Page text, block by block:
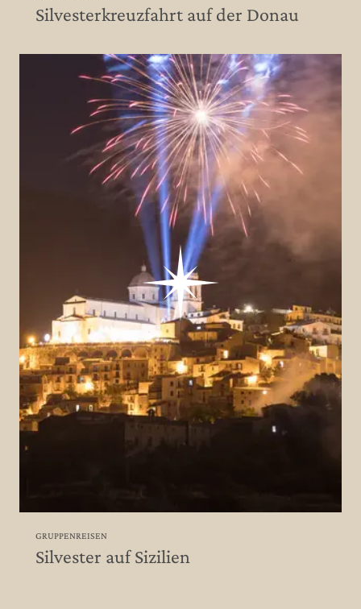
Silvesterkreuzfahrt auf der Donau
GRUPPENREISEN
Silvester auf Sizilien